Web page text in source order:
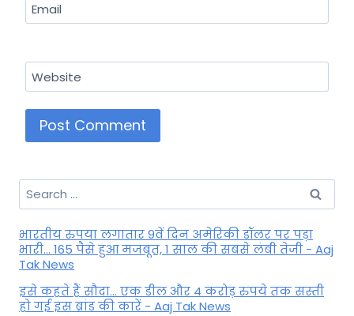
Email
Website
Search
for:
भारतीय रुपया लगातार 9वें दिन अमेरिकी डॉलर पर पड़ा
भारी... 165 पैसे हुआ मजबूत, 1 साल की सबसे लंबी तेजी - Aaj
Tak News
इसे कहते हैं सौदा... एक डील और 4 करोड़ रुपये तक सस्ती
हो गई इस ब्रांड की कारें - Aaj Tak News